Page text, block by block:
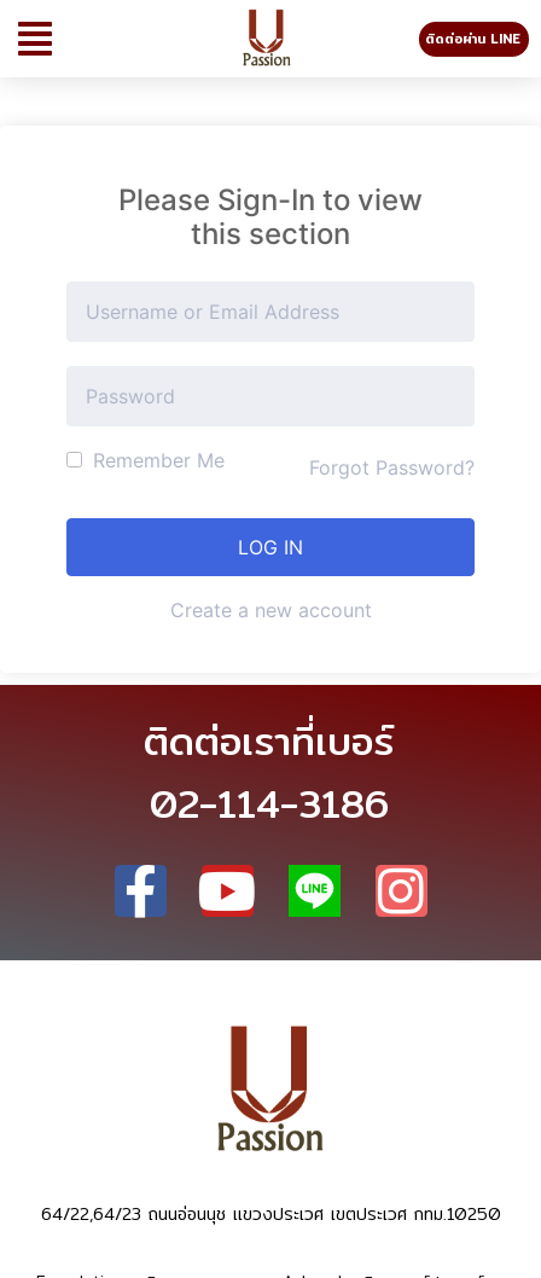
ติดต่อผ่าน LINE
Please Sign-In to view
this section
Remember Me Forgot Password?
Create a new account
ติดต่อเราที่เบอร์
02-114-3186
64/22,64/23 ถนนอ่อนนุช แขวงประเวศ เขตประเวศ กทม.10250